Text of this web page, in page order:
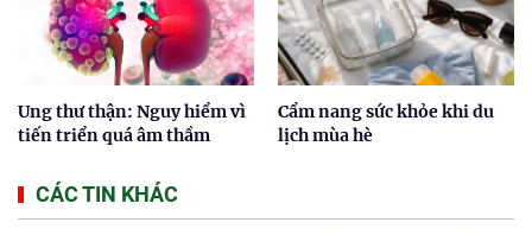
Ung thư thận: Nguy hiểm vì
tiến triển quá âm thầm
Cẩm nang sức khỏe khi du
lịch mùa hè
CÁC TIN KHÁC